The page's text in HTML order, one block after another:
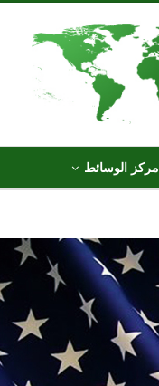
مركز الوسائط